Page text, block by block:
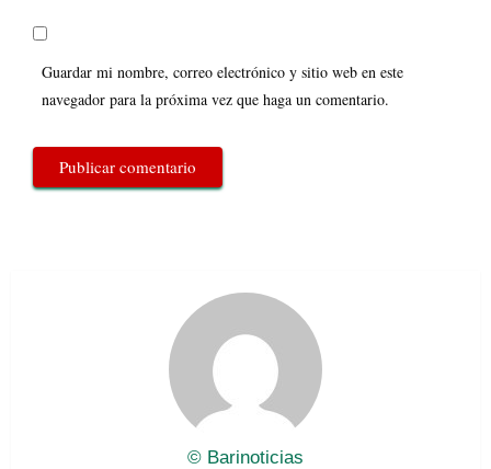
Guardar mi nombre, correo electrónico y sitio web en este
navegador para la próxima vez que haga un comentario.
© Barinoticias